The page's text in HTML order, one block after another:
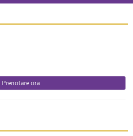
Prenotare ora